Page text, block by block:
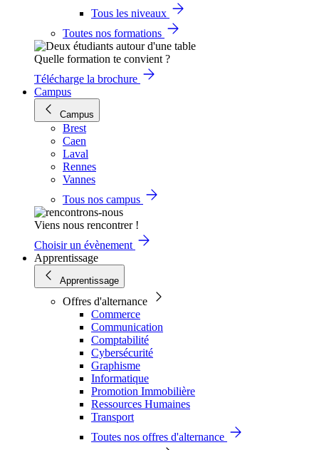
Tous les niveaux
Toutes nos formations
Quelle formation te convient ?
Télécharge la brochure
Campus
Campus
Brest
Caen
Laval
Rennes
Vannes
Tous nos campus
Viens nous rencontrer !
Choisir un évènement
Apprentissage
Apprentissage
Offres d'alternance
Commerce
Communication
Comptabilité
Cybersécurité
Graphisme
Informatique
Promotion Immobilière
Ressources Humaines
Transport
Toutes nos offres d'alternance